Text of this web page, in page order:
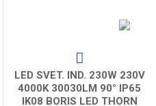
LED SVET. IND. 230W 230V
4000K 30030LM 90° IP65
IK08 BORIS LED THORN